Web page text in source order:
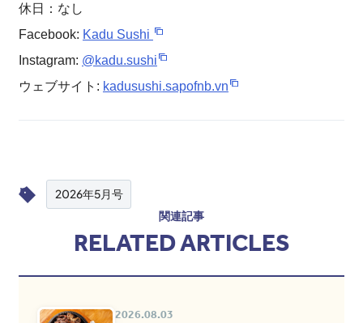
休日：なし
Facebook: Kadu Sushi
Instagram: @kadu.sushi
ウェブサイト: kadusushi.sapofnb.vn
2026年5月号
関連記事
RELATED ARTICLES
2026.08.03